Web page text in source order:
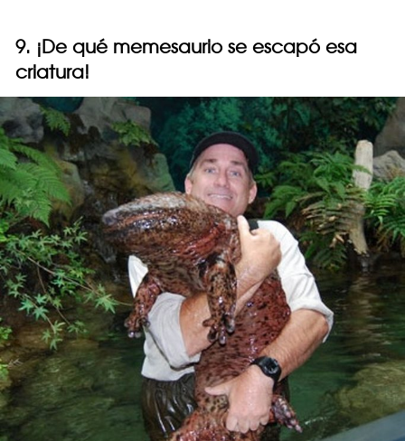
9. ¡De qué memesaurio se escapó esa
criatura!